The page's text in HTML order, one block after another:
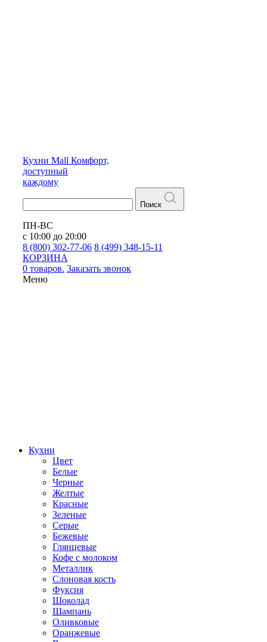
Кухни Mall Комфорт,
доступный
каждому
Поиск
ПН-ВС
с 10:00 до 20:00
8 (800) 302-77-06 8 (499) 348-15-11
КОРЗИНА
0 товаров. Заказать звонок
Меню
Кухни
Цвет
Белые
Черные
Желтые
Красные
Зеленые
Серые
Бежевые
Глянцевые
Кофе с молоком
Металлик
Слоновая кость
Фуксия
Шоколад
Шампань
Оливковые
Оранжевые